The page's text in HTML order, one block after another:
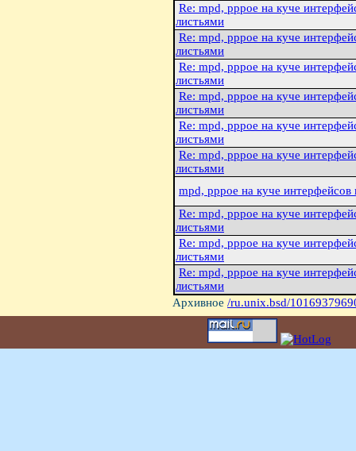
Re: mpd, pppoe на куче
листьями
Re: mpd, pppoe на куче
листьями
Re: mpd, pppoe на куче
листьями
Re: mpd, pppoe на куче
листьями
Re: mpd, pppoe на куче
листьями
Re: mpd, pppoe на куче
листьями
mpd, pppoe на куче
Re: mpd, pppoe на куче
листьями
Re: mpd, pppoe на куче
листьями
Re: mpd, pppoe на куче
листьями
Архивное /ru.unix.bsd/